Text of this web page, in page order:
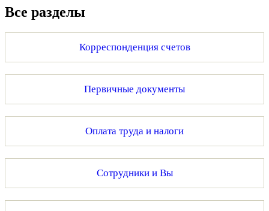
Все разделы
Корреспонденция счетов
Первичные документы
Оплата труда и налоги
Сотрудники и Вы